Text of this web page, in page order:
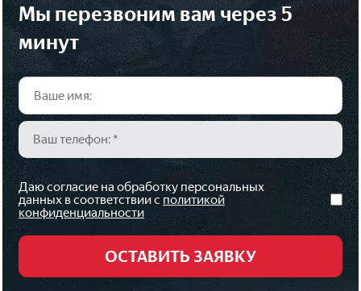
мы перезвоним вам через 5
минут
Даю согласие на обработку персональных
данных в соответствии с политикой
конфиденциальности